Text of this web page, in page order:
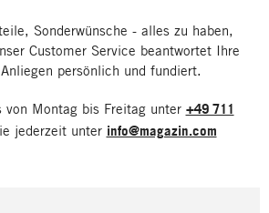
Sonderwünsche - alles zu haben,
Customer Service beantwortet Ihre
persönlich und fundiert.
von Montag bis Freitag unter +49 711
jederzeit unter info@magazin.com